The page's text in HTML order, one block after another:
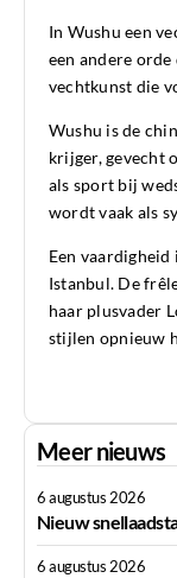
In Wushu een
een andere
vechtkunst die
Wushu is de
krijger, gevecht
als sport bij
wordt vaak als
Een
Istanbul. De
haar plusvader
stijlen opnieuw
Meer nieuws
6 augustus 2026
Nieuw
6 augustus 2026